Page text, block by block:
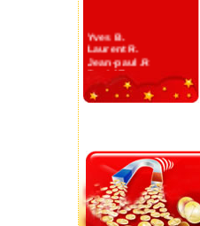
Yves B.
Laurent R.
Jean-paul .R
David T.
Sophie T.
Julie G.
Jean D.
Gilles F.
Manu R.
Jacques N.